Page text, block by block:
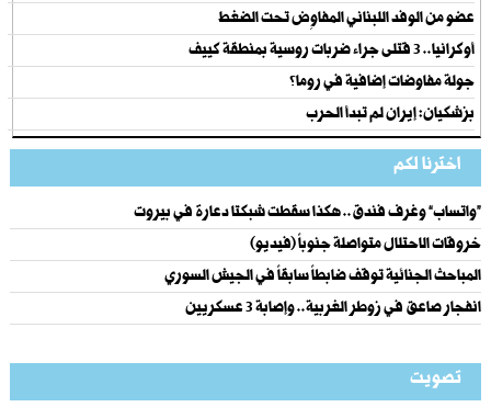
عضو من الوفد اللبناني المفاوِض تحت الضغط
أوكرانيا.. 3 قتلى جراء ضربات روسية بمنطقة كييف
جولة مفاوضات إضافية في روما؟
بزشكيان: إيران لم تبدأ الحرب
اخترنا لكم
“واتساب” وغرف فندق.. هكذا سقطت شبكتا دعارة في بيروت
خروقات الاحتلال متواصلة جنوباً (فيديو)
المباحث الجنائية توقف ضابطاً سابقاً في الجيش السوري
انفجار صاعق في زوطر الغربية.. وإصابة 3 عسكريين
تصويت